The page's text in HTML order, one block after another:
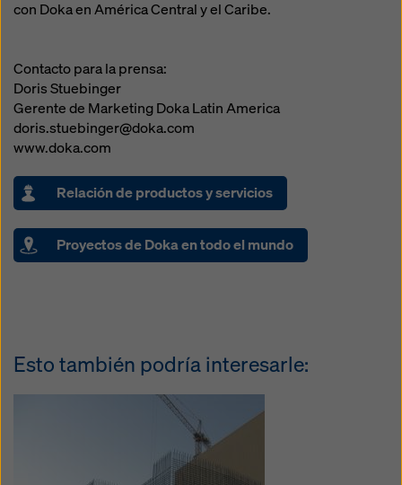
con Doka en América Central y el Caribe.
Contacto para la prensa:
Doris Stuebinger
Gerente de Marketing Doka Latin America
doris.stuebinger@doka.com
www.doka.com
Relación de productos y servicios
Proyectos de Doka en todo el mundo
Esto también podría interesarle: